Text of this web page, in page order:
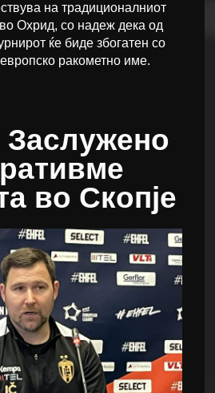
на традиционалниот
Охрид, со надеж дека од
ќе биде збогатен со
ракометно име.
Заслужено
во Скопје